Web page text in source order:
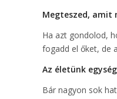
Megteszed, amit
Ha azt gondolod,
fogadd el őket, de
Az életünk
Bár nagyon sok